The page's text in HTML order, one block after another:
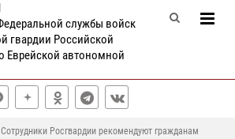
службы войск
гвардии Российской
Еврейской автономной
Сотрудники Росгвардии рекомендуют гражданам